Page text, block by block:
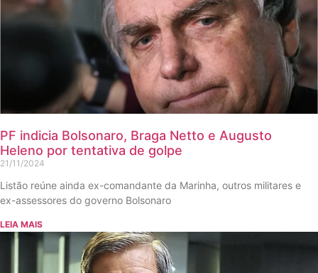
PF indicia Bolsonaro, Braga Netto e Augusto
Heleno por tentativa de golpe
21/11/2024
Listão reúne ainda ex-comandante da Marinha, outros militares e
ex-assessores do governo Bolsonaro
LEIA MAIS